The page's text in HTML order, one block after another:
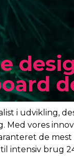
i udvikling,
Med vores
de
intensiv brug